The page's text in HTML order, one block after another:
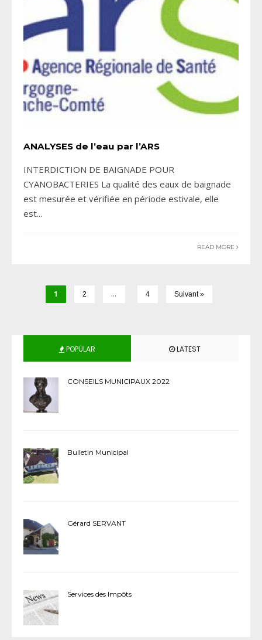
ANALYSES de l’eau par l’ARS
INTERDICTION DE BAIGNADE POUR
CYANOBACTERIES La qualité des eaux de baignade
est mesurée et vérifiée en période estivale, elle
est...
READ MORE
1 2 … 4 Suivant »
POPULAR LATEST
CONSEILS MUNICIPAUX 2022
Bulletin Municipal
Gérard SERVANT
Services des Impôts